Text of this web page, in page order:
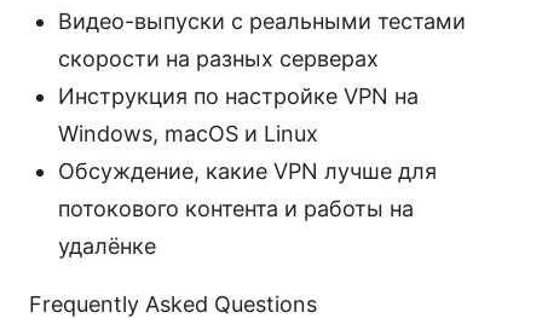
Видео-выпуски с реальными тестами
скорости на разных серверах
Инструкция по настройке VPN на
Windows, macOS и Linux
Обсуждение, какие VPN лучше для
потокового контента и работы на
удалёнке
Frequently Asked Questions